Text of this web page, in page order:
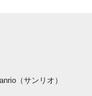
（サンリオ）